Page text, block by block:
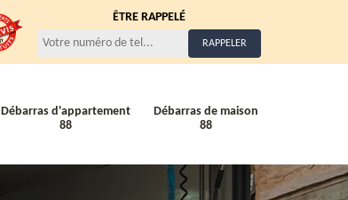
ÊTRE RAPPELÉ
Débarras d'appartement
88
Débarras de maison
88